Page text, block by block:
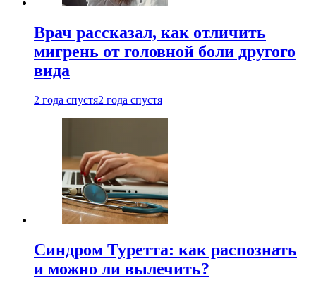
Врач рассказал, как отличить
мигрень от головной боли другого
вида
2 года спустя2 года спустя
Синдром Туретта: как распознать
и можно ли вылечить?